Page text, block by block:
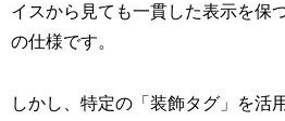
イスから見ても一貫した表示を保
の仕様です。
しかし、特定の「装飾タグ」を活